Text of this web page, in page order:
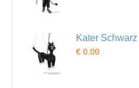
Kater
€ 0.00